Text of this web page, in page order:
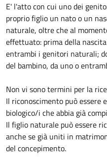
E' l'atto con cui uno dei
proprio figlio un nato o un
naturale, oltre che al
effettuato: prima della
entrambi i genitori naturali;
del bambino, da uno o
Non vi sono termini per la
Il riconoscimento può
biologico/i che abbia già
Il figlio naturale può essere
anche se già uniti in
del concepimento.